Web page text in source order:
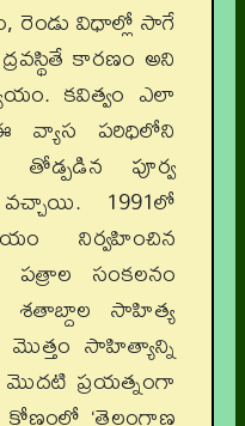
రెండు విధాల్లో సాగే
కారణం అని
కవిత్వం ఎలా
ఈ వ్యాస పరిధిలోని
పూర్వ
1991లో
నిర్వహించిన
సంకలనం
శతాబ్దాల సాహిత్య
సాహిత్యాన్ని
మొదటి ప్రయత్నంగా
కోణంలో ‘తెలంగాణ